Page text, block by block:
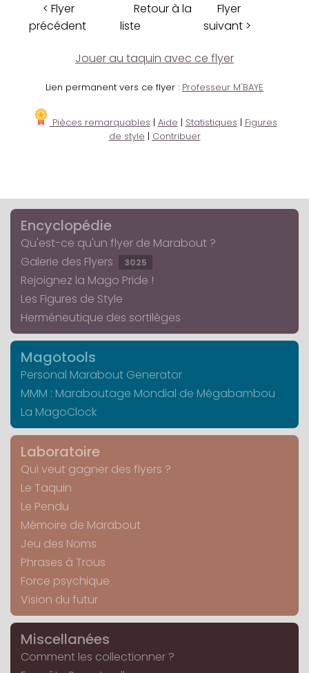
< Flyer
précédent
Retour à la
liste
Flyer
suivant >
Jouer au taquin avec ce flyer
Lien permanent vers ce flyer : Professeur M'BAYE
Pièces remarquables | Aide | Statistiques | Figures
de style | Contribuer
Encyclopédie
Qu'est-ce qu'un flyer de Marabout ?
Galerie des Flyers
3025
Rejoignez la Mago Pride !
Les Figures de Style
Herméneutique des sortilèges
Magotools
Personal Marabout Generator
MMM : Maraboutage Mondial de Mégabambou
La MagoClock
Laboratoire
Qui veut gagner des flyers ?
Le Taquin
Le Pendu
Mémoire de Marabout
Jeu des Noms
Phrases à Trous
Force psychique
Vision du futur
Miscellanées
Comment les collectionner ?